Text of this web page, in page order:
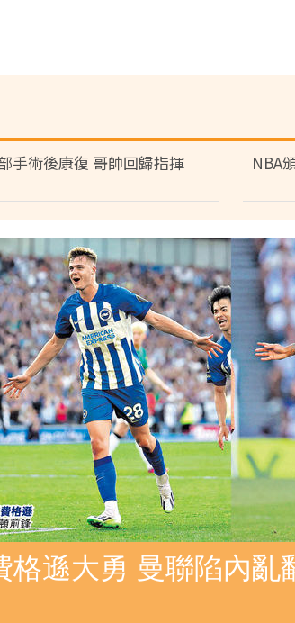
手術後康復 哥帥回歸指揮 NBA
格遜大勇 曼聯陷內亂